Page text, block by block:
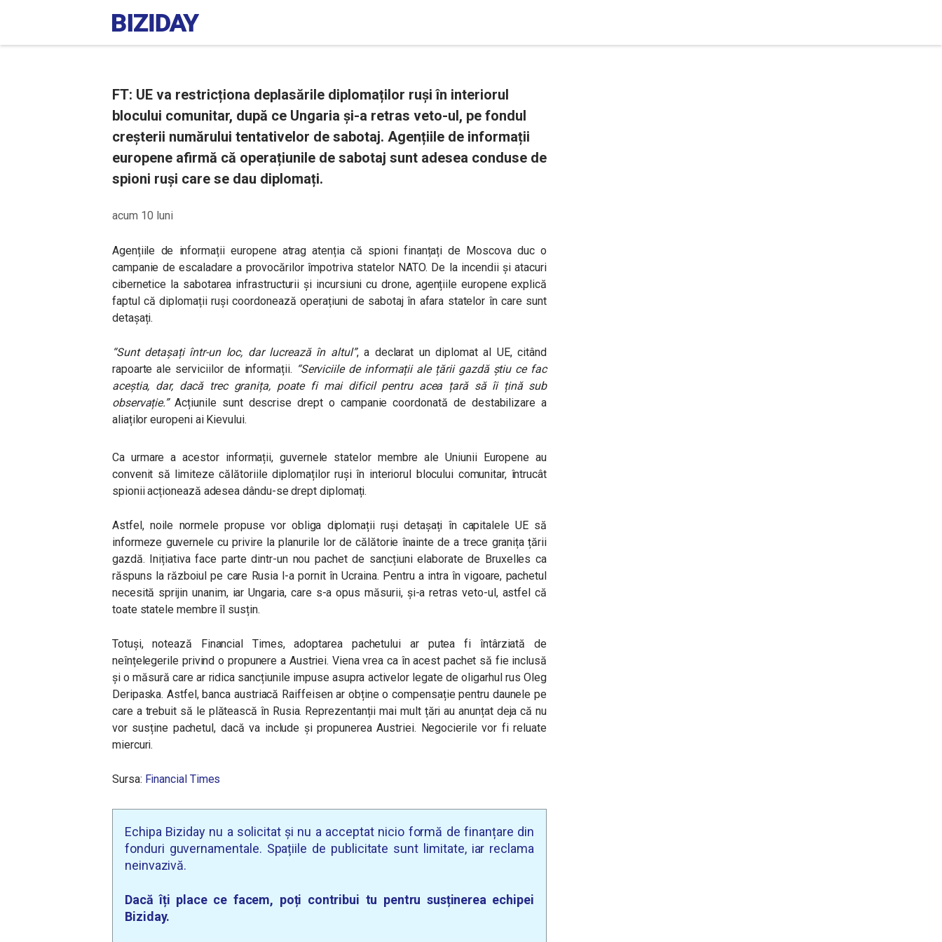
FT: UE va restricționa deplasările diplomaților ruși în interiorul
blocului comunitar, după ce Ungaria și-a retras veto-ul, pe fondul
creșterii numărului tentativelor de sabotaj. Agențiile de informații
europene afirmă că operațiunile de sabotaj sunt adesea conduse de
spioni ruși care se dau diplomați.
acum 10 luni
Agențiile de informații europene atrag atenția că spioni finanțați de Moscova duc o
campanie de escaladare a provocărilor împotriva statelor NATO. De la incendii și atacuri
cibernetice la sabotarea infrastructurii și incursiuni cu drone, agențiile europene explică
faptul că diplomații ruși coordonează operațiuni de sabotaj în afara statelor în care sunt
detașați.
“Sunt detașați într-un loc, dar lucrează în altul”, a declarat un diplomat al UE, citând
rapoarte ale serviciilor de informații. “Serviciile de informații ale țării gazdă știu ce fac
aceștia, dar, dacă trec granița, poate fi mai dificil pentru acea țară să îi țină sub
observație.”Acțiunile sunt descrise drept o campanie coordonată de destabilizare a
aliaților europeni ai Kievului.
Ca urmare a acestor informații, guvernele statelor membre ale Uniunii Europene au
convenit să limiteze călătoriile diplomaților ruși în interiorul blocului comunitar, întrucât
spionii acționează adesea dându-se drept diplomați.
Astfel, noile normele propuse vor obliga diplomații ruși detașați în capitalele UE să
informeze guvernele cu privire la planurile lor de călătorie înainte de a trece granița țării
gazdă. Inițiativa face parte dintr-un nou pachet de sancțiuni elaborate de Bruxelles ca
răspuns la războiul pe care Rusia l-a pornit în Ucraina. Pentru a intra în vigoare, pachetul
necesită sprijin unanim, iar Ungaria, care s-a opus măsurii, și-a retras veto-ul, astfel că
toate statele membre îl susțin.
Totuși, notează Financial Times, adoptarea pachetului ar putea fi întârziată de
neînțelegerile privind o propunere a Austriei. Viena vrea ca în acest pachet să fie inclusă
și o măsură care ar ridica sancțiunile impuse asupra activelor legate de oligarhul rus Oleg
Deripaska. Astfel, banca austriacă Raiffeisen ar obține o compensație pentru daunele pe
care a trebuit să le plătească în Rusia. Reprezentanții mai mult țări au anunțat deja că nu
vor susține pachetul, dacă va include și propunerea Austriei. Negocierile vor fi reluate
miercuri.
Sursa: Financial Times
Echipa Biziday nu a solicitat și nu a acceptat nicio formă de finanțare din
fonduri guvernamentale. Spațiile de publicitate sunt limitate, iar reclama
neinvazivă.
Dacă îți place ce facem, poți contribui tu pentru susținerea echipei
Biziday.